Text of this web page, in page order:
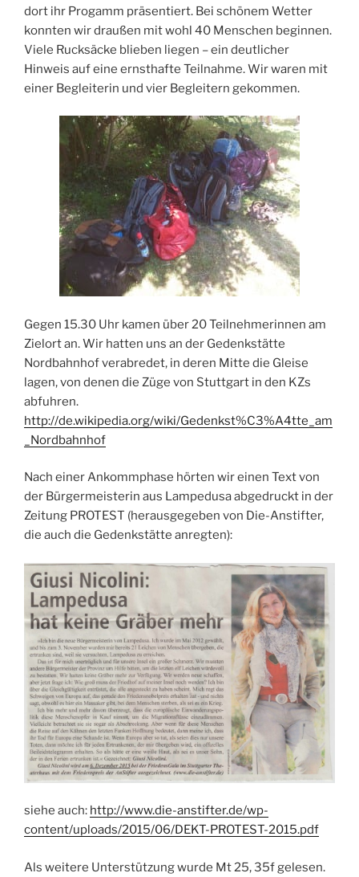
dort ihr Progamm präsentiert. Bei schönem Wetter
konnten wir draußen mit wohl 40 Menschen beginnen.
Viele Rucksäcke blieben liegen – ein deutlicher
Hinweis auf eine ernsthafte Teilnahme. Wir waren mit
einer Begleiterin und vier Begleitern gekommen.
Gegen 15.30 Uhr kamen über 20 Teilnehmerinnen am
Zielort an. Wir hatten uns an der Gedenkstätte
Nordbahnhof verabredet, in deren Mitte die Gleise
lagen, von denen die Züge von Stuttgart in den KZs
abfuhren.
http://de.wikipedia.org/wiki/Gedenkst%C3%A4tte_am
_Nordbahnhof
Nach einer Ankommphase hörten wir einen Text von
der Bürgermeisterin aus Lampedusa abgedruckt in der
Zeitung PROTEST (herausgegeben von Die-Anstifter,
die auch die Gedenkstätte anregten):
siehe auch: http://www.die-anstifter.de/wp-
content/uploads/2015/06/DEKT-PROTEST-2015.pdf
Als weitere Unterstützung wurde Mt 25, 35f gelesen.